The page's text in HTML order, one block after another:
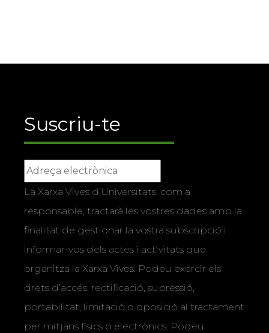
Suscriu-te
La Xarxa Vives d’Universitats, com a
responsable, tractarà les vostres dades amb la
finalitat de gestionar la vostra subscripció i
informar-vos dels actes i activitats que
organitza la Xarxa Vives. Podeu exercir els
drets d’accés, rectificació, supressió,
portabilitat, limitació o oposició al tractament
per mitjans físics o electrònics. Podeu